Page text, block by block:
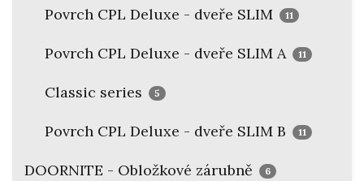
Povrch CPL Deluxe - dveře SLIM 11
Povrch CPL Deluxe - dveře SLIM A 11
Classic series 5
Povrch CPL Deluxe - dveře SLIM B 11
DOORNITE - Obložkové zárubně 6